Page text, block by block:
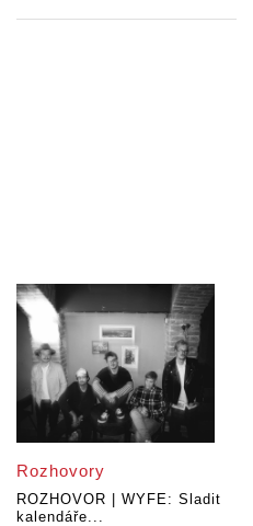
Rozhovory
ROZHOVOR | WYFE: Sladit
kalendáře...